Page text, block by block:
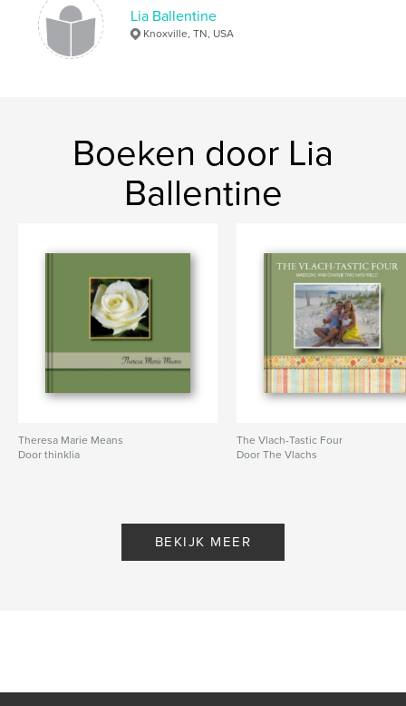
, fundraising , event , knoxville
Lia Ballentine
Knoxville, TN, USA
Boeken door Lia
Ballentine
Theresa Marie Means
Door thinklia
The Vlach-Tastic Four
Door The Vlachs
BEKIJK MEER